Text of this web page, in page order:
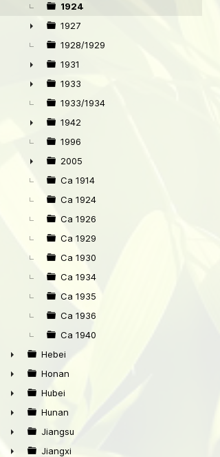
►
1924
►
1927
1928/1929
►
1931
►
1933
1933/1934
►
1942
1996
►
2005
Ca 1914
Ca 1924
Ca 1926
Ca 1929
Ca 1930
Ca 1934
Ca 1935
Ca 1936
Ca 1940
►
Hebei
►
Honan
►
Hubei
►
Hunan
►
Jiangsu
Jiangxi